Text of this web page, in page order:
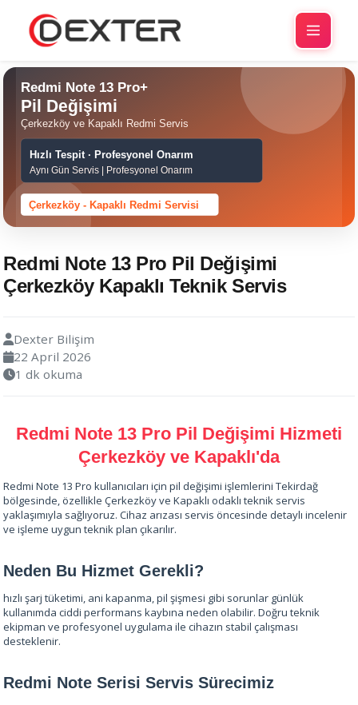
Redmi Note 13 Pro Pil Değişimi
Çerkezköy Kapaklı Teknik Servis
Dexter Bilişim
22 April 2026
1 dk okuma
Redmi Note 13 Pro Pil Değişimi Hizmeti
Çerkezköy ve Kapaklı'da
Redmi Note 13 Pro kullanıcıları için pil değişimi işlemlerini Tekirdağ
bölgesinde, özellikle Çerkezköy ve Kapaklı odaklı teknik servis
yaklaşımıyla sağlıyoruz. Cihaz arızası servis öncesinde detaylı incelenir
ve işleme uygun teknik plan çıkarılır.
Neden Bu Hizmet Gerekli?
hızlı şarj tüketimi, ani kapanma, pil şişmesi gibi sorunlar günlük
kullanımda ciddi performans kaybına neden olabilir. Doğru teknik
ekipman ve profesyonel uygulama ile cihazın stabil çalışması
desteklenir.
Redmi Note Serisi Servis Sürecimiz